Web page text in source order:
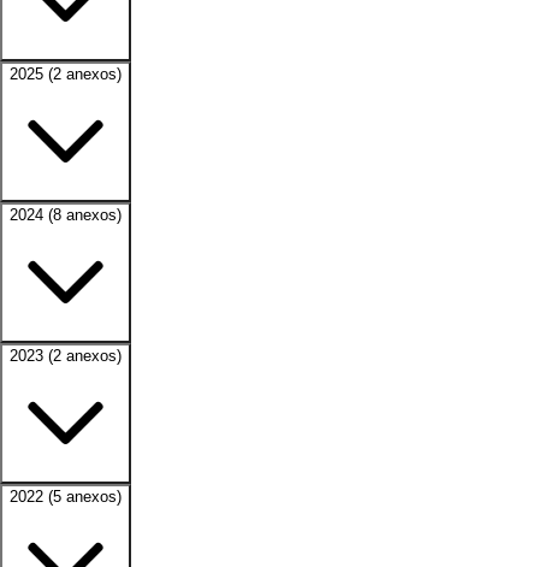
2025 (2 anexos)
2024 (8 anexos)
2023 (2 anexos)
2022 (5 anexos)